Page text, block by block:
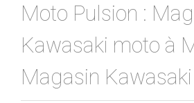
Moto Pulsion :
Kawasaki moto à
Magasin